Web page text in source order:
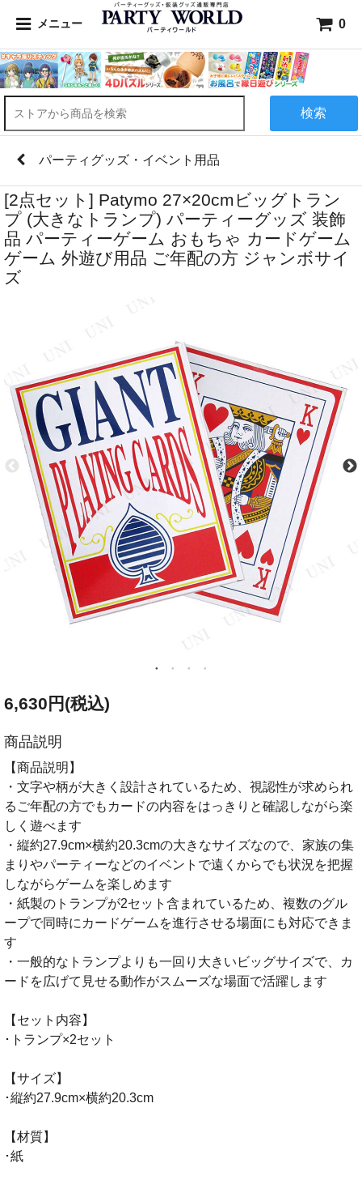
メニュー 0
検索
パーティグッズ・イベント用品
[2点セット] Patymo 27×20cmビッグトラン
プ (大きなトランプ) パーティーグッズ 装飾
品 パーティーゲーム おもちゃ カードゲーム
ゲーム 外遊び用品 ご年配の方 ジャンボサイ
ズ
6,630円(税込)
商品説明
【商品説明】
・文字や柄が大きく設計されているため、視認性が求められ
るご年配の方でもカードの内容をはっきりと確認しながら楽
しく遊べます
・縦約27.9cm×横約20.3cmの大きなサイズなので、家族の集
まりやパーティーなどのイベントで遠くからでも状況を把握
しながらゲームを楽しめます
・紙製のトランプが2セット含まれているため、複数のグル
ープで同時にカードゲームを進行させる場面にも対応できま
す
・一般的なトランプよりも一回り大きいビッグサイズで、カ
ードを広げて見せる動作がスムーズな場面で活躍します
【セット内容】
･トランプ×2セット
【サイズ】
･縦約27.9cm×横約20.3cm
【材質】
･紙